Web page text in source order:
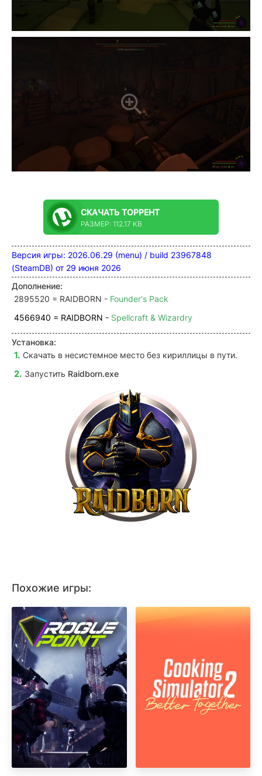
СКАЧАТЬ ТОРРЕНТ
РАЗМЕР: 112.17 KB
Версия игры: 2026.06.29 (menu) / build 23967848
(SteamDB) от 29 июня 2026
Дополнение:
2895520 = RAIDBORN - Founder's Pack
4566940 = RAIDBORN - Spellcraft & Wizardry
Установка:
Скачать в несистемное место без кириллицы в пути.
Запустить Raidborn.exe
Похожие игры: